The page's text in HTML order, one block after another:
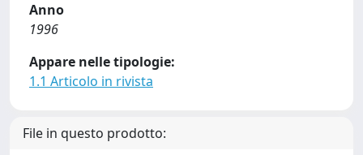
Anno
1996
Appare nelle tipologie:
1.1 Articolo in rivista
File in questo prodotto: